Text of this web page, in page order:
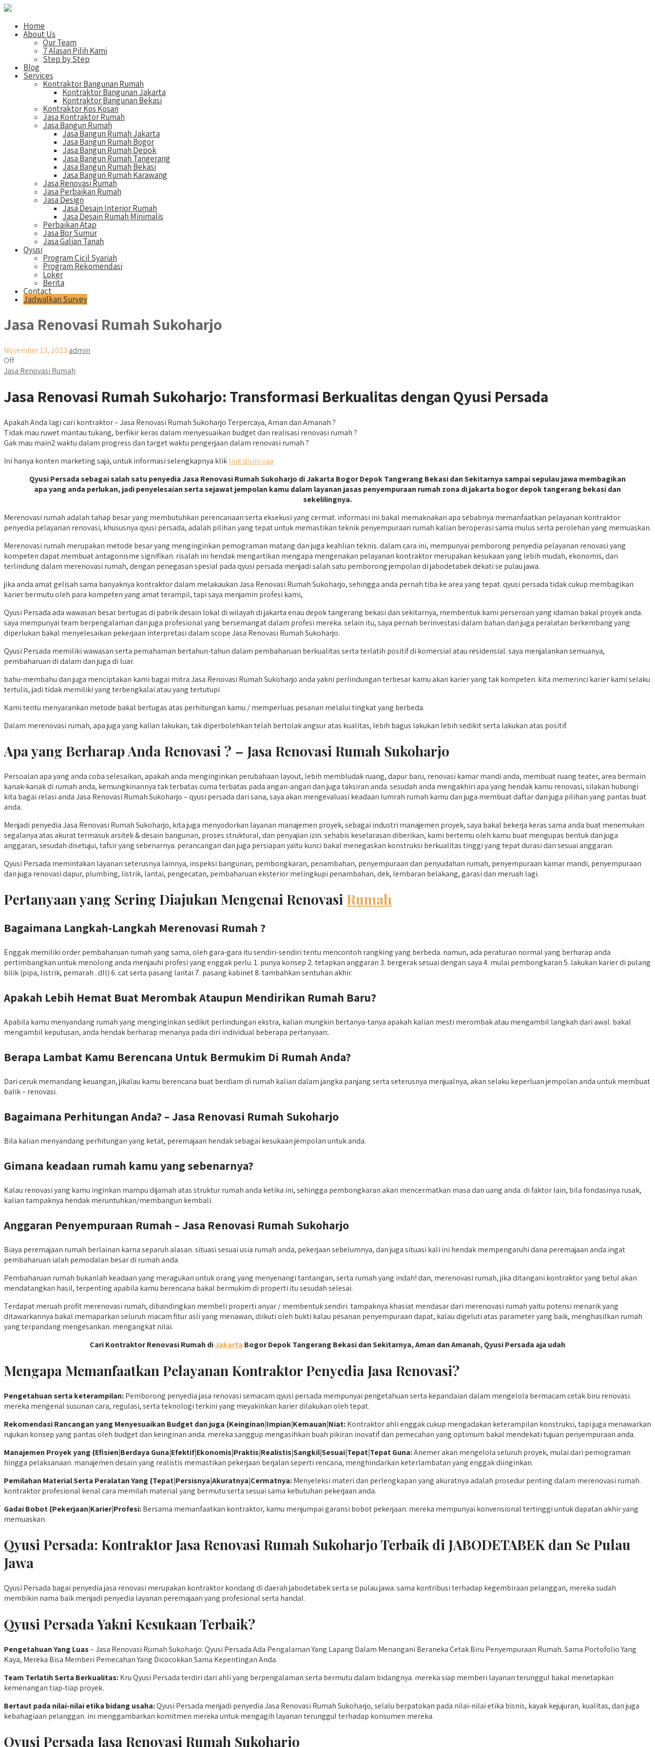
Home
About Us
Our Team
7 Alasan Pilih Kami
Step by Step
Blog
Services
Kontraktor Bangunan Rumah
Kontraktor Bangunan Jakarta
Kontraktor Bangunan Bekasi
Kontraktor Kos Kosan
Jasa Kontraktor Rumah
Jasa Bangun Rumah
Jasa Bangun Rumah Jakarta
Jasa Bangun Rumah Bogor
Jasa Bangun Rumah Depok
Jasa Bangun Rumah Tangerang
Jasa Bangun Rumah Bekasi
Jasa Bangun Rumah Karawang
Jasa Renovasi Rumah
Jasa Perbaikan Rumah
Jasa Design
Jasa Desain Interior Rumah
Jasa Desain Rumah Minimalis
Perbaikan Atap
Jasa Bor Sumur
Jasa Galian Tanah
Qyusi
Program Cicil Syariah
Program Rekomendasi
Loker
Berita
Contact
Jadwalkan Survey
Jasa Renovasi Rumah Sukoharjo
November 13, 2023 admin
Off
Jasa Renovasi Rumah
Jasa Renovasi Rumah Sukoharjo: Transformasi Berkualitas dengan Qyusi Persada
Apakah Anda lagi cari kontraktor – Jasa Renovasi Rumah Sukoharjo Terpercaya, Aman dan Amanah ?
Tidak mau ruwet mantau tukang, berfikir keras dalam menyesuaikan budget dan realisasi renovasi rumah ?
Gak mau main2 waktu dalam progress dan target waktu pengerjaan dalam renovasi rumah ?
Ini hanya konten marketing saja, untuk informasi selengkapnya kliklink disini yaa
Qyusi Persada sebagai salah satu penyedia Jasa Renovasi Rumah Sukoharjo di Jakarta Bogor Depok Tangerang Bekasi dan Sekitarnya sampai sepulau jawa membagikan
apa yang anda perlukan, jadi penyelesaian serta sejawat jempolan kamu dalam layanan jasas penyempuraan rumah zona di jakarta bogor depok tangerang bekasi dan
sekelilingnya.
Merenovasi rumah adalah tahap besar yang membutuhkan perencanaan serta eksekusi yang cermat. informasi ini bakal memaknakan apa sebabnya memanfaatkan pelayanan kontraktor
penyedia pelayanan renovasi, khususnya qyusi persada, adalah pilihan yang tepat untuk memastikan teknik penyempuraan rumah kalian beroperasi sama mulus serta perolehan yang memuaskan.
Merenovasi rumah merupakan metode besar yang menginginkan pemograman matang dan juga keahlian teknis. dalam cara ini, mempunyai pemborong penyedia pelayanan renovasi yang
kompeten dapat membuat antagonisme signifikan. risalah ini hendak mengartikan mengapa mengenakan pelayanan kontraktor merupakan kesukaan yang lebih mudah, ekonomis, dan
terlindung dalam merenovasi rumah, dengan penegasan spesial pada qyusi persada menjadi salah satu pemborong jempolan di jabodetabek dekati se pulau jawa.
jika anda amat gelisah sama banyaknya kontraktor dalam melakaukan Jasa Renovasi Rumah Sukoharjo, sehingga anda pernah tiba ke area yang tepat. qyusi persada tidak cukup membagikan
karier bermutu oleh para kompeten yang amat terampil, tapi saya menjamin profesi kami,
Qyusi Persada ada wawasan besar bertugas di pabrik desain lokal di wilayah di jakarta enau depok tangerang bekasi dan sekitarnya, membentuk kami perseroan yang idaman bakal proyek anda.
saya mempunyai team berpengalaman dan juga profesional yang bersemangat dalam profesi mereka. selain itu, saya pernah berinvestasi dalam bahan dan juga peralatan berkembang yang
diperlukan bakal menyelesaikan pekerjaan interpretasi dalam scope Jasa Renovasi Rumah Sukoharjo.
Qyusi Persada memiliki wawasan serta pemahaman bertahun-tahun dalam pembaharuan berkualitas serta terlatih positif di komersial atau residensial. saya menjalankan semuanya,
pembaharuan di dalam dan juga di luar.
bahu-membahu dan juga menciptakan kami bagai mitra Jasa Renovasi Rumah Sukoharjo anda yakni perlindungan terbesar kamu akan karier yang tak kompeten. kita memerinci karier kami selaku
tertulis, jadi tidak memiliki yang terbengkalai atau yang tertutupi
Kami tentu menyarankan metode bakal bertugas atas perhitungan kamu / memperluas pesanan melalui tingkat yang berbeda.
Dalam merenovasi rumah, apa juga yang kalian lakukan, tak diperbolehkan telah bertolak angsur atas kualitas, lebih bagus lakukan lebih sedikit serta lakukan atas positif.
Apa yang Berharap Anda Renovasi ? – Jasa Renovasi Rumah Sukoharjo
Persoalan apa yang anda coba selesaikan, apakah anda menginginkan perubahaan layout, lebih membludak ruang, dapur baru, renovasi kamar mandi anda, membuat ruang teater, area bermain
kanak-kanak di rumah anda, kemungkinannya tak terbatas cuma terbatas pada angan-angan dan juga taksiran anda. sesudah anda mengakhiri apa yang hendak kamu renovasi, silakan hubungi
kita bagai relasi anda Jasa Renovasi Rumah Sukoharjo – qyusi persada dari sana, saya akan mengevaluasi keadaan lumrah rumah kamu dan juga membuat daftar dan juga pilihan yang pantas buat
anda.
Menjadi penyedia Jasa Renovasi Rumah Sukoharjo, kita juga menyodorkan layanan manajemen proyek, sebagai industri manajemen proyek, saya bakal bekerja keras sama anda buat menemukan
segalanya atas akurat termasuk arsitek & desain bangunan, proses struktural, dan penyajian izin. sehabis keselarasan diberikan, kami bertemu oleh kamu buat mengupas bentuk dan juga
anggaran, sesudah disetujui, tafsir yang sebenarnya. perancangan dan juga persiapan yaitu kunci bakal menegaskan konstruksi berkualitas tinggi yang tepat durasi dan sesuai anggaran.
Qyusi Persada memintakan layanan seterusnya lainnya, inspeksi bangunan, pembongkaran, penambahan, penyempuraan dan penyudahan rumah, penyempuraan kamar mandi, penyempuraan
dan juga renovasi dapur, plumbing, listrik, lantai, pengecatan, pembaharuan eksterior melingkupi penambahan, dek, lembaran belakang, garasi dan meruah lagi.
Pertanyaan yang Sering Diajukan Mengenai Renovasi Rumah
Bagaimana Langkah-Langkah Merenovasi Rumah ?
Enggak memiliki order pembaharuan rumah yang sama, oleh gara-gara itu sendiri-sendiri tentu mencontoh rangking yang berbeda. namun, ada peraturan normal yang berharap anda
pertimbangkan untuk menolong anda menjauhi profesi yang enggak perlu. 1. punya konsep 2. tetapkan anggaran 3. bergerak sesuai dengan saya 4. mulai pembongkaran 5. lakukan karier di pulang
bilik (pipa, listrik, pemarah ..dll) 6. cat serta pasang lantai 7. pasang kabinet 8. tambahkan sentuhan akhir.
Apakah Lebih Hemat Buat Merombak Ataupun Mendirikan Rumah Baru?
Apabila kamu menyandang rumah yang menginginkan sedikit perlindungan ekstra, kalian mungkin bertanya-tanya apakah kalian mesti merombak atau mengambil langkah dari awal. bakal
mengambil keputusan, anda hendak berharap menanya pada diri individual beberapa pertanyaan:.
Berapa Lambat Kamu Berencana Untuk Bermukim Di Rumah Anda?
Dari ceruk memandang keuangan, jikalau kamu berencana buat berdiam di rumah kalian dalam jangka panjang serta seterusnya menjualnya, akan selaku keperluan jempolan anda untuk membuat
balik – renovasi.
Bagaimana Perhitungan Anda? – Jasa Renovasi Rumah Sukoharjo
Bila kalian menyandang perhitungan yang ketat, peremajaan hendak sebagai kesukaan jempolan untuk anda.
Gimana keadaan rumah kamu yang sebenarnya?
Kalau renovasi yang kamu inginkan mampu dijamah atas struktur rumah anda ketika ini, sehingga pembongkaran akan mencermatkan masa dan uang anda. di faktor lain, bila fondasinya rusak,
kalian tampaknya hendak meruntuhkan/membangun kembali.
Anggaran Penyempuraan Rumah – Jasa Renovasi Rumah Sukoharjo
Biaya peremajaan rumah berlainan karna separuh alasan. situasi sesuai usia rumah anda, pekerjaan sebelumnya, dan juga situasi kali ini hendak mempengaruhi dana peremajaan anda.ingat
pembaharuan ialah pemodalan besar di rumah anda.
Pembaharuan rumah bukanlah keadaan yang meragukan untuk orang yang menyenangi tantangan, serta rumah yang indah! dan, merenovasi rumah, jika ditangani kontraktor yang betul akan
mendatangkan hasil, terpenting apabila kamu berencana bakal bermukim di properti itu sesudah selesai.
Terdapat meruah profit merenovasi rumah, dibandingkan membeli properti anyar / membentuk sendiri. tampaknya khasiat mendasar dari merenovasi rumah yaitu potensi menarik yang
ditawarkannya bakal memaparkan seluruh macam fitur asli yang menawan, diikuti oleh bukti kalau pesanan penyempuraan dapat, kalau digeluti atas parameter yang baik, menghasilkan rumah
yang terpandang mengesankan. mengangkat nilai.
Cari Kontraktor Renovasi Rumah diJakarta Bogor Depok Tangerang Bekasi dan Sekitarnya, Aman dan Amanah, Qyusi Persada aja udah
Mengapa Memanfaatkan Pelayanan Kontraktor Penyedia Jasa Renovasi?
Pengetahuanserta keterampilan:Pemborong penyedia jasa renovasi semacam qyusi persada mempunyai pengetahuan serta kepandaian dalam mengelola bermacam cetak biru renovasi.
mereka mengenal susunan cara, regulasi, serta teknologi terkini yang meyakinkan karier dilakukan oleh tepat.
RekomendasiRancangan yang Menyesuaikan Budget dan juga {Keinginan|Impian|Kemauan|Niat:Kontraktor ahli enggak cukup mengadakan keterampilan konstruksi, tapi juga menawarkan
rujukan konsep yang pantas oleh budget dan keinginan anda. mereka sanggup mengasihkan buah pikiran inovatif dan pemecahan yang optimum bakal mendekati tujuan penyempuraan anda.
Manajemen Proyek yang {Efisien|Berdaya Guna|Efektif|Ekonomis|Praktis|Realistis|Sangkil|Sesuai|Tepat|Tepat Guna:Anemer akan mengelola seluruh proyek, mulai dari pemograman
hingga pelaksanaan. manajemen desain yang realistis memastikan pekerjaan berjalan seperti rencana, menghindarkan keterlambatan yang enggak diinginkan.
Pemilahan Material Serta Peralatan Yang {Tepat|Persisnya|Akuratnya|Cermatnya:Menyeleksi materi dan perlengkapan yang akuratnya adalah prosedur penting dalam merenovasi rumah.
kontraktor profesional kenal cara memilah material yang bermutu serta sesuai sama kebutuhan pekerjaan anda.
Gadai Bobot {Pekerjaan|Karier|Profesi:Bersama memanfaatkan kontraktor, kamu menjumpai garansi bobot pekerjaan. mereka mempunyai konvensional tertinggi untuk dapatan akhir yang
memuaskan.
Qyusi Persada: Kontraktor Jasa Renovasi Rumah Sukoharjo Terbaik di JABODETABEK dan Se Pulau
Jawa
Qyusi Persada bagai penyedia jasa renovasi merupakan kontraktor kondang di daerah jabodetabek serta se pulau jawa. sama kontribusi terhadap kegembiraan pelanggan, mereka sudah
membikin nama baik menjadi penyedia layanan peremajaan yang profesional serta handal.
Qyusi Persada Yakni Kesukaan Terbaik?
Pengetahuan Yang Luas– Jasa Renovasi Rumah Sukoharjo: Qyusi Persada Ada Pengalaman Yang Lapang Dalam Menangani Beraneka Cetak Biru Penyempuraan Rumah. Sama Portofolio Yang
Kaya, Mereka Bisa Memberi Pemecahan Yang Dicocokkan Sama Kepentingan Anda.
Team Terlatih Serta Berkualitas:Kru Qyusi Persada terdiri dari ahli yang berpengalaman serta bermutu dalam bidangnya. mereka siap memberi layanan terunggul bakal menetapkan
kemenangan tiap-tiap proyek.
Bertautpada nilai-nilai etika bidang usaha:Qyusi Persada menjadi penyedia Jasa Renovasi Rumah Sukoharjo, selalu berpatokan pada nilai-nilai etika bisnis, kayak kejujuran, kualitas, dan juga
kebahagiaan pelanggan. ini menggambarkan komitmen mereka untuk mengagih layanan terunggul terhadap konsumen mereka.
Qyusi Persada Jasa Renovasi Rumah Sukoharjo